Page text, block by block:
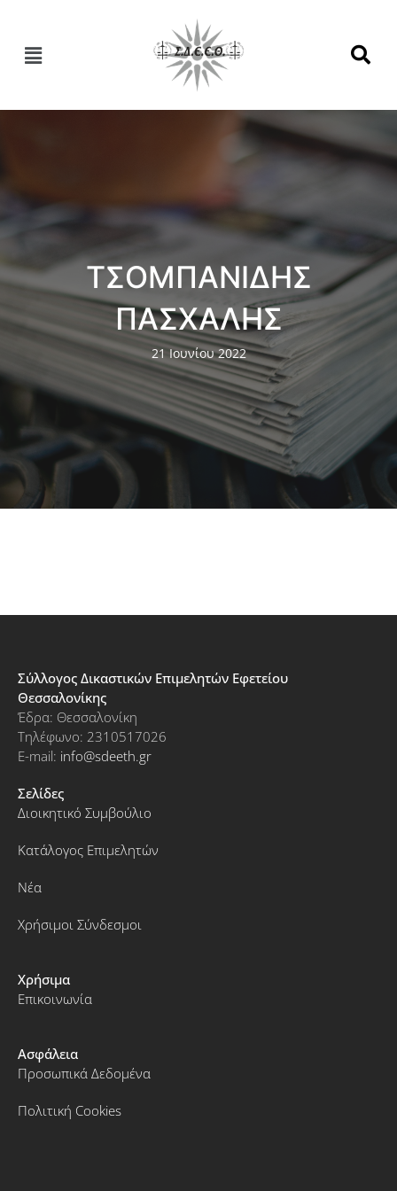
ΤΣΟΜΠΑΝΙΔΗΣ
ΠΑΣΧΑΛΗΣ
21 Ιουνίου 2022
Σύλλογος Δικαστικών Επιμελητών Εφετείου
Θεσσαλονίκης
Έδρα: Θεσσαλονίκη
Τηλέφωνο: 2310517026
E-mail: info@sdeeth.gr
Σελίδες
Διοικητικό Συμβούλιο
Κατάλογος Επιμελητών
Νέα
Χρήσιμοι Σύνδεσμοι
Χρήσιμα
Επικοινωνία
Ασφάλεια
Προσωπικά Δεδομένα
Πολιτική Cookies